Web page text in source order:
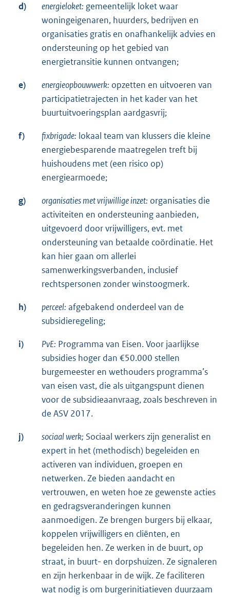
d) energieloket: gemeentelijk loket waar
woningeigenaren, huurders, bedrijven en
organisaties gratis en onafhankelijk advies en
ondersteuning op het gebied van
energietransitie kunnen ontvangen;
e) energieopbouwwerk: opzetten en uitvoeren van
participatietrajecten in het kader van het
buurtuitvoeringsplan aardgasvrij;
f) fixbrigade: lokaal team van klussers die kleine
energiebesparende maatregelen treft bij
huishoudens met (een risico op)
energiearmoede;
g) organisaties met vrijwillige inzet: organisaties die
activiteiten en ondersteuning aanbieden,
uitgevoerd door vrijwilligers, evt. met
ondersteuning van betaalde coördinatie. Het
kan hier gaan om allerlei
samenwerkingsverbanden, inclusief
rechtspersonen zonder winstoogmerk.
h) perceel: afgebakend onderdeel van de
subsidieregeling;
i) PvE: Programma van Eisen. Voor jaarlijkse
subsidies hoger dan €50.000 stellen
burgemeester en wethouders programma’s
van eisen vast, die als uitgangspunt dienen
voor de subsidieaanvraag, zoals beschreven in
de ASV 2017.
j) sociaal werk; Sociaal werkers zijn generalist en
expert in het (methodisch) begeleiden en
activeren van individuen, groepen en
netwerken. Ze bieden aandacht en
vertrouwen, en weten hoe ze gewenste acties
en gedragsveranderingen kunnen
aanmoedigen. Ze brengen burgers bij elkaar,
koppelen vrijwilligers en cliënten, en
begeleiden hen. Ze werken in de buurt, op
straat, in buurt- en dorpshuizen. Ze signaleren
en zijn herkenbaar in de wijk. Ze faciliteren
wat nodig is om burgerinitiatieven duurzaam